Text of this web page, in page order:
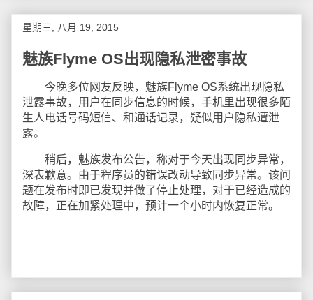
星期三, 八月 19, 2015
魅族Flyme OS出现隐私泄密事故
今晚多位网友反映，魅族Flyme OS系统出现隐私
泄露事故，用户在同步信息的时候，手机里出现很多陌
生人电话号码短信、和通话记录，疑似用户隐私遭泄
露。
稍后，魅族发布公告，称对于今天出现同步异常，
深表歉意。由于程序员的错误改动导致同步异常。该问
题在发布时即已发现并做了停止处理，对于已经造成的
故障，正在加紧处理中，预计一个小时内恢复正常。